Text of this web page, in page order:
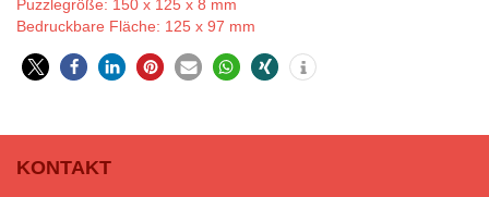
Puzzlegröße: 150 x 125 x 8 mm
Bedruckbare Fläche: 125 x 97 mm
KONTAKT